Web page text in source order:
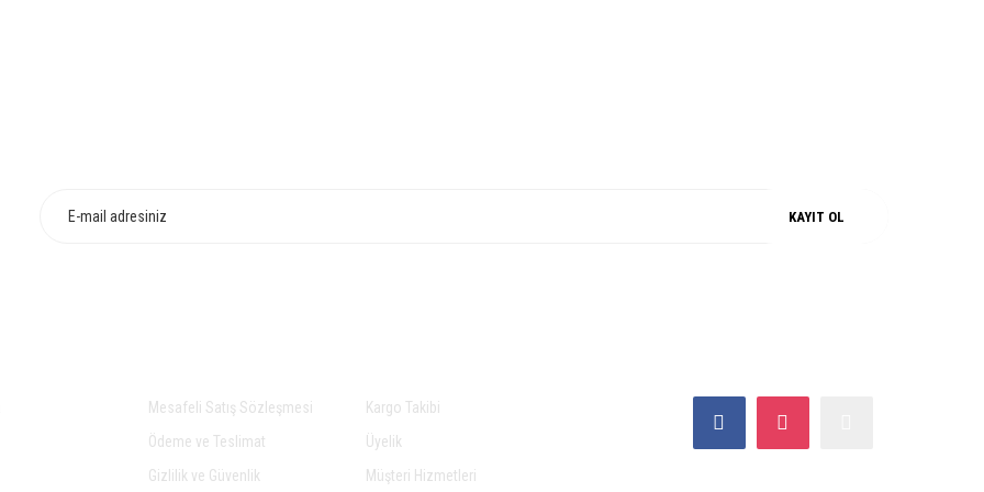
KAYIT OL
Mesafeli Satış Sözleşmesi
Ödeme ve Teslimat
Gizlilik ve Güvenlik
Kargo Takibi
Üyelik
Müşteri Hizmetleri